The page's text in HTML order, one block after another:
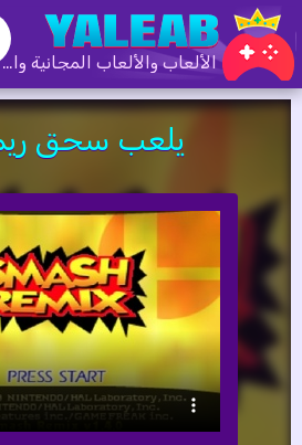
الألعاب والألعاب المجانية والألعاب عبر الإنترنت
يلعب سحق